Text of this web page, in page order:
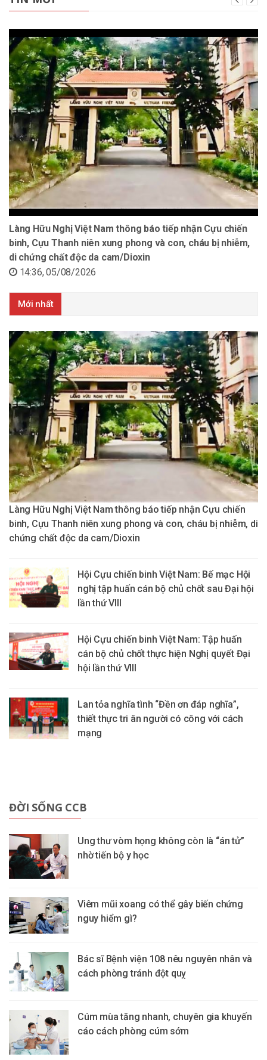
Làng Hữu Nghị Việt Nam thông báo tiếp nhận Cựu chiến
binh, Cựu Thanh niên xung phong và con, cháu bị nhiễm,
di chứng chất độc da cam/Dioxin
14:36, 05/08/2026
Mới nhất
Làng Hữu Nghị Việt Nam thông báo tiếp nhận Cựu chiến
binh, Cựu Thanh niên xung phong và con, cháu bị nhiễm, di
chứng chất độc da cam/Dioxin
Hội Cựu chiến binh Việt Nam: Bế mạc Hội
nghị tập huấn cán bộ chủ chốt sau Đại hội
lần thứ VIII
Hội Cựu chiến binh Việt Nam: Tập huấn
cán bộ chủ chốt thực hiện Nghị quyết Đại
hội lần thứ VIII
Lan tỏa nghĩa tình “Đền ơn đáp nghĩa”,
thiết thực tri ân người có công với cách
mạng
ĐỜI SỐNG CCB
Ung thư vòm họng không còn là “án tử”
nhờ tiến bộ y học
Viêm mũi xoang có thể gây biến chứng
nguy hiểm gì?
Bác sĩ Bệnh viện 108 nêu nguyên nhân và
cách phòng tránh đột quỵ
Cúm mùa tăng nhanh, chuyên gia khuyến
cáo cách phòng cúm sớm